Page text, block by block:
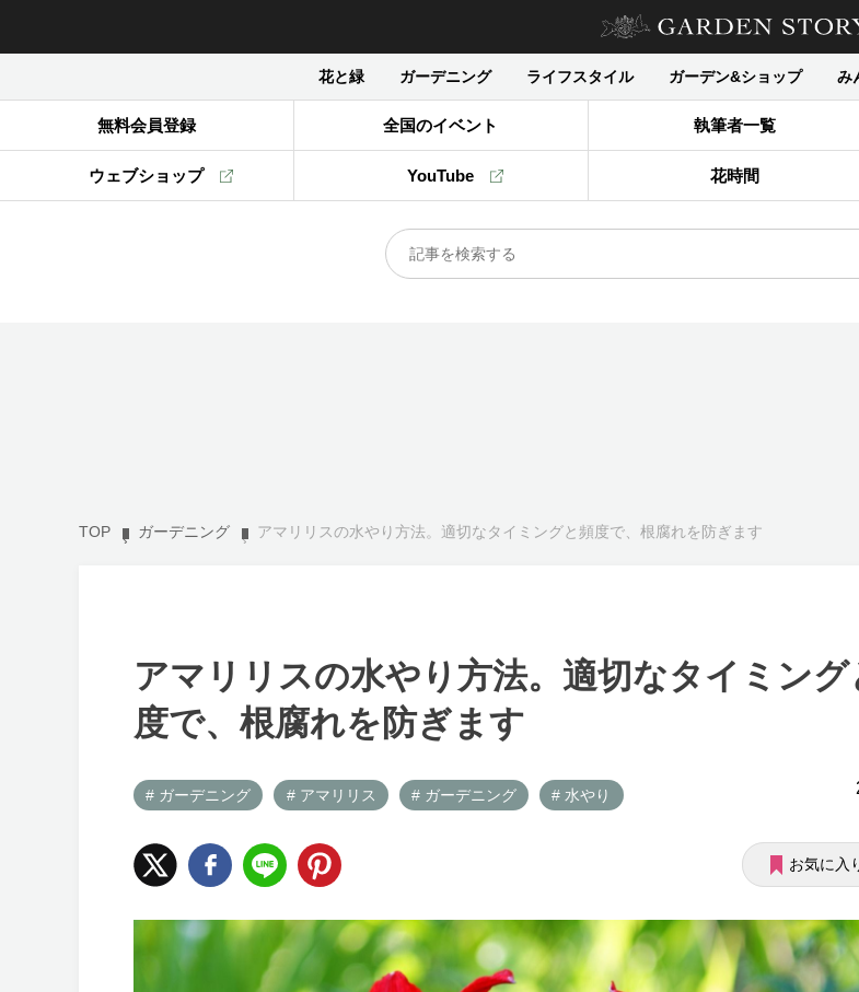
花と緑 ガーデニング ライフスタイル ガーデン&ショップ み
無料会員登録 全国のイベント 執筆者一覧
ウェブショップ YouTube 花時間
TOP ガーデニング アマリリスの水やり方法。適切なタイミングと頻度で、根腐れを防ぎます
アマリリスの水やり方法。適切なタイミング
度で、根腐れを防ぎます
# ガーデニング # アマリリス # ガーデニング # 水やり
お気に入